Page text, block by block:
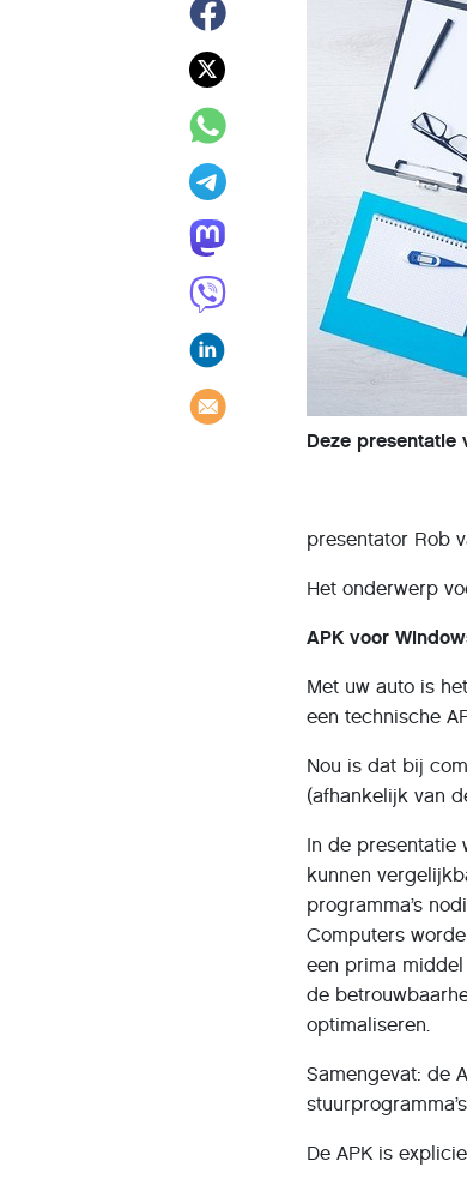
Deze
presentator Rob
Het onderwerp
APK voor
Met uw auto is
een technische
Nou is dat bij
(afhankelijk van
In de presentatie
kunnen
programma’s
Computers
een prima
de
optimaliseren.
Samengevat: de
De APK is